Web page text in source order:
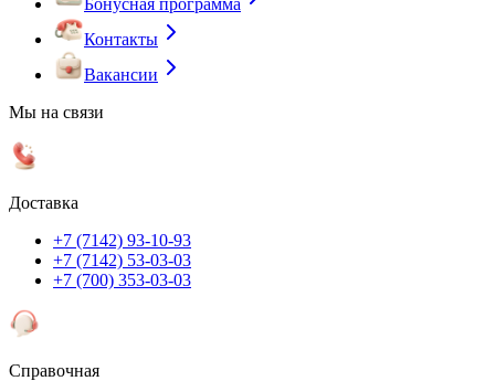
Бонусная программа
Контакты
Вакансии
Мы на связи
Доставка
+7 (7142) 93-10-93
+7 (7142) 53-03-03
+7 (700) 353-03-03
Справочная